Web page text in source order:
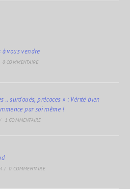
à vous vendre
0 COMMENTAIRE
.. surdoués, précoces » : Vérité bien
par soi même !
/ 1 COMMENTAIRE
/ 0 COMMENTAIRE